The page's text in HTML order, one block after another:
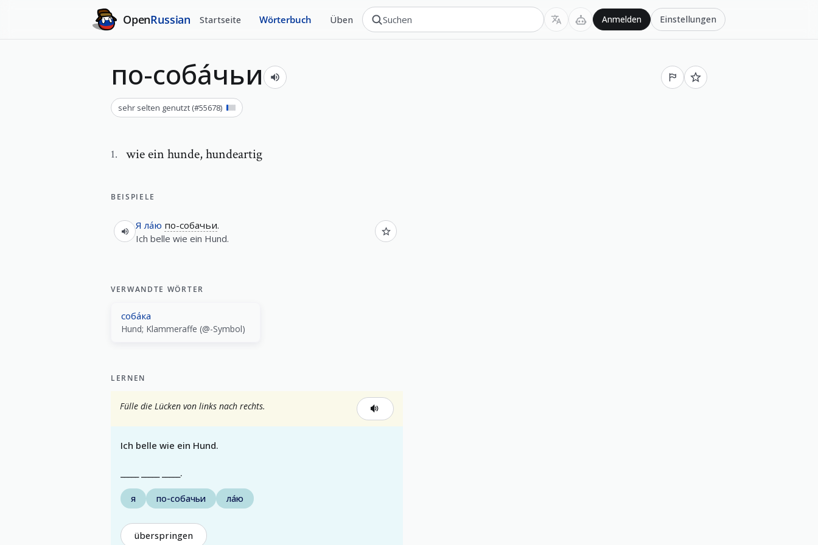
OpenRussian Startseite Wörterbuch Üben Anmelden Einstellungen
по-соба́чьи
sehr selten genutzt (#55678)
1. wie ein hunde,hundeartig
BEISPIELE
Я ла́ю по-собачьи.
Ich belle wie ein Hund.
VERWANDTE WÖRTER
соба́ка
Hund; Klammeraffe (@-Symbol)
LERNEN
Fülle die Lücken von links nach rechts.
Ich belle wie ein Hund.
_____ _____ _____.
я по-собачьи ла́ю
überspringen